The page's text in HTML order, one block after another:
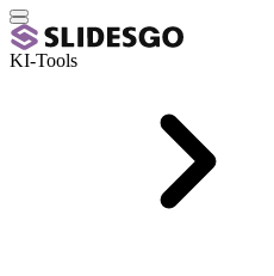
KI-Tools